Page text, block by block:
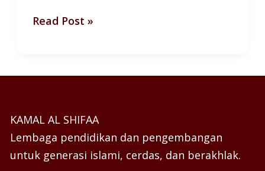
Read Post »
KAMAL AL SHIFAA
Lembaga pendidikan dan pengembangan
untuk generasi islami, cerdas, dan berakhlak.